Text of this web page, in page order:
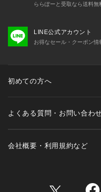
ららぽーと受取なら送料無
LINE公式アカウント
お得なセール・クーポン情
初めての方へ
よくある質問・お問い合わ
会社概要・利用規約など